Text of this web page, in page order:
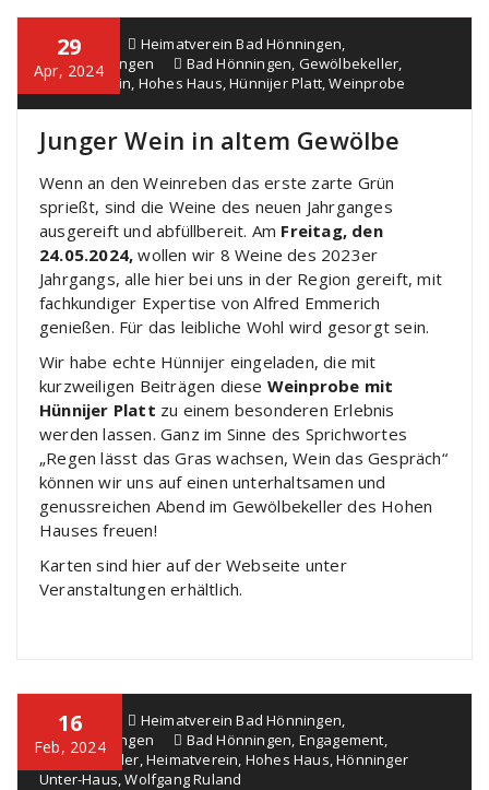
29
Apr, 2024
Alice Job Heimatverein Bad Hönningen,
Veranstaltungen
Bad Hönningen, Gewölbekeller,
Heimatverein, Hohes Haus,Hünnijer Platt,Weinprobe
Junger Wein in altem Gewölbe
Wenn an den Weinreben das erste zarte Grün
sprießt, sind die Weine des neuen Jahrganges
ausgereift und abfüllbereit. Am Freitag, den
24.05.2024, wollen wir 8 Weine des 2023er
Jahrgangs, alle hier bei uns in der Region gereift, mit
fachkundiger Expertise von Alfred Emmerich
genießen. Für das leibliche Wohl wird gesorgt sein.
Wir habe echte Hünnijer eingeladen, die mit
kurzweiligen Beiträgen diese Weinprobe mit
Hünnijer Platt zu einem besonderen Erlebnis
werden lassen. Ganz im Sinne des Sprichwortes
„Regen lässt das Gras wachsen, Wein das Gespräch“
können wir uns auf einen unterhaltsamen und
genussreichen Abend im Gewölbekeller des Hohen
Hauses freuen!
Karten sind hier auf der Webseite unter
Veranstaltungen erhältlich.
16
Feb, 2024
Alice Job Heimatverein Bad Hönningen,
Veranstaltungen
Bad Hönningen, Engagement,
Gewölbekeller,Heimatverein, Hohes Haus,Hönninger
Unter-Haus,Wolfgang Ruland